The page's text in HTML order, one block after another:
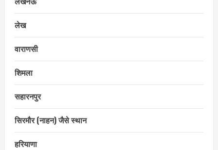
लेख
वाराणसी
शिमला
सहारनपुर
सिरमौर (नाहन) जैसे स्थान
हरियाणा